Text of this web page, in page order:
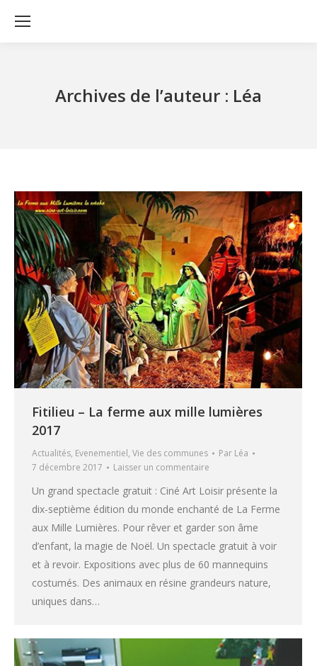
Archives de l’auteur : Léa
Fitilieu – La ferme aux mille lumières
2017
Actualités, Evenementiel, Vie des communes Par Léa
7 décembre 2017
Laisser un commentaire
Un grand spectacle gratuit : Ciné Art Loisir présente la
dix-septième édition du monde enchanté de La Ferme
aux Mille Lumières. Pour rêver et garder son âme
d’enfant, la magie de Noël. Un spectacle gratuit à voir
et à revoir. Expositions avec plus de 60 mannequins
costumés. Des animaux en résine grandeurs nature,
uniques dans…